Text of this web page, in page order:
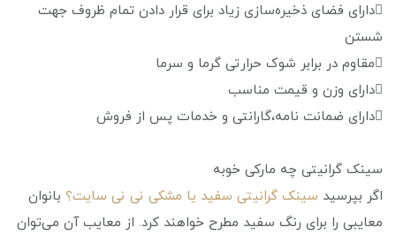
دارای فضای ذخیره‌سازی زیاد برای قرار دادن تمام ظروف جهت
شستن
مقاوم در برابر شوک حرارتی گرما و سرما
دارای وزن و قیمت مناسب
دارای ضمانت نامه،گارانتی و خدمات پس از فروش
سینک گرانیتی چه مارکی خوبه
اگر بپرسید سینک گرانیتی سفید یا مشکی نی نی سایت؟ بانوان
معایبی را برای رنگ سفید مطرح خواهند کرد. از معایب آن می‌توان